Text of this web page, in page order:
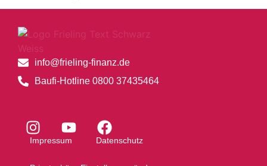
info@frieling-finanz.de
Baufi-Hotline 0800 37435464
Impressum Datenschutz